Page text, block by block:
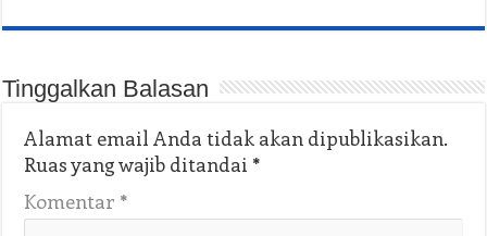
Tinggalkan Balasan
Alamat email Anda tidak akan dipublikasikan.
Ruas yang wajib ditandai *
Komentar *